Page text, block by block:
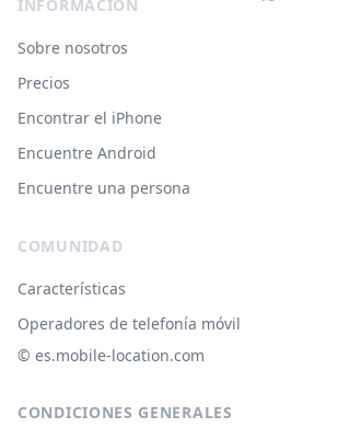
INFORMACIÓN
Sobre nosotros
Precios
Encontrar el iPhone
Encuentre Android
Encuentre una persona
COMUNIDAD
Características
Operadores de telefonía móvil
© ‌es.mobile-location.com
CONDICIONES GENERALES